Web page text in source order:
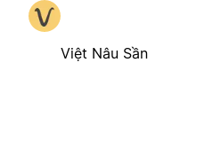
Việt Nâu Sần